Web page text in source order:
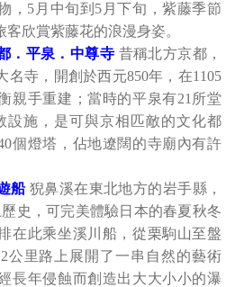
，5月中旬到5月下旬，紫藤季節
欣賞紫藤花的浪漫身姿。
．平泉．中尊寺 昔稱北方京都，
名寺，開創於西元850年，在1105
親手重建；當時的平泉有21所堂
設施，是可與京相匹敵的文化都
個燈塔，佔地遼闊的寺廟內有許
船 猊鼻溪在東北地方的岩手縣，
史，可完美體驗日本的春夏秋冬
在此乘坐溪川船，從栗駒山至盤
公里路上展開了一串自然的藝術
長年侵蝕而創造出大大小小的瀑